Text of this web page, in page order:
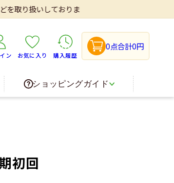
ております。
ン お気に入り 購入履歴
0点合計0円
ショッピングガイド
初回